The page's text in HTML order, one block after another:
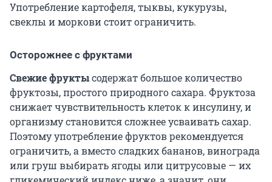
Употребление картофеля, тыквы, кукурузы,
свеклы и моркови стоит ограничить.
Осторожнее с фруктами
Свежие фруктысодержат большое количество
фруктозы, простого природного сахара. Фруктоза
снижает чувствительность клеток к инсулину, и
организму становится сложнее усваивать сахар.
Поэтому употребление фруктов рекомендуется
ограничить, а вместо сладких бананов, винограда
или груш выбирать ягоды или цитрусовые — их